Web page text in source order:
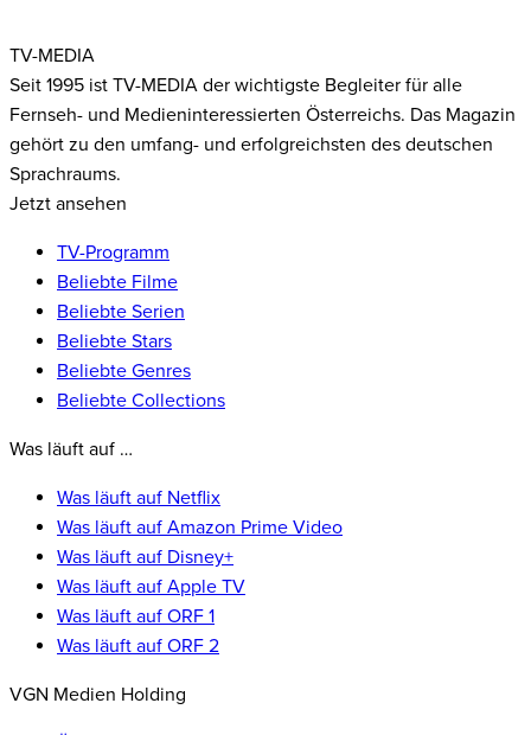
TV-MEDIA
Seit 1995 ist TV-MEDIA der wichtigste Begleiter für alle
Fernseh- und Medieninteressierten Österreichs. Das Magazin
gehört zu den umfang- und erfolgreichsten des deutschen
Sprachraums.
Jetzt ansehen
TV-Programm
Beliebte Filme
Beliebte Serien
Beliebte Stars
Beliebte Genres
Beliebte Collections
Was läuft auf …
Was läuft auf Netflix
Was läuft auf Amazon Prime Video
Was läuft auf Disney+
Was läuft auf Apple TV
Was läuft auf ORF 1
Was läuft auf ORF 2
VGN Medien Holding